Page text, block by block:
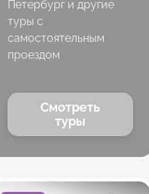
Петербург и другие
туры с
самостоятельным
проездом
Смотреть
туры